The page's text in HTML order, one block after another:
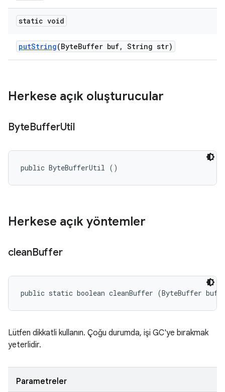
static void
putString(ByteBuffer buf, String str)
Herkese açık oluşturucular
ByteBufferUtil
public ByteBufferUtil ()
Herkese açık yöntemler
cleanBuffer
public static boolean cleanBuffer (ByteBuffer
Lütfen dikkatli kullanın. Çoğu durumda, işi GC'ye bırakmak
yeterlidir.
Parametreler